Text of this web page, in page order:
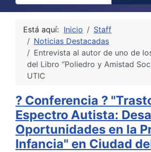
Type 2 or more characters for
Está aquí: Inicio
Staff
Noticias Destacadas
Entrevista al autor de uno de
del Libro “Poliedro y Amistad
UTIC
? Conferencia ?
Espectro Autista:
Oportunidades en la
Infancia" en Ciudad